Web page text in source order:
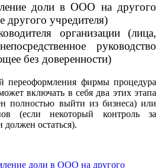
доли в ООО на другого
другого учредителя)
организации (лица,
руководство
без доверенности)
переоформления фирмы процедура
включать в себя два этих этапа
полностью выйти из бизнеса) или
(если некоторый контроль за
должен остаться).
доли в ООО на другого